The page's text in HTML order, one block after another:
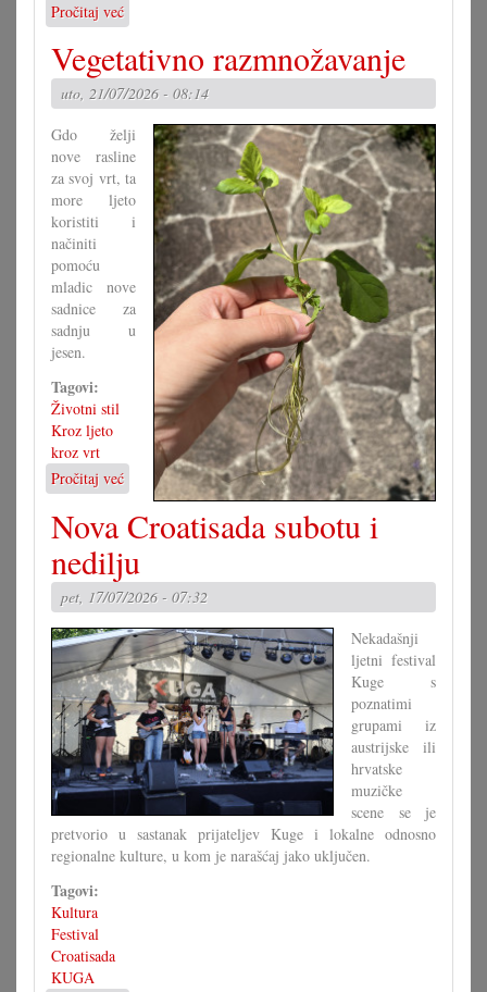
Pročitaj već
Kako
bi
morao
izgledati
Zakon
o
narodni
grupa?
(I)
Vegetativno razmnožavanje
uto, 21/07/2026 - 08:14
Gdo želji
nove rasline
za svoj vrt, ta
more ljeto
koristiti i
načiniti
pomoću
mladic nove
sadnice za
sadnju u
jesen.
Tagovi:
Životni stil
Kroz ljeto
kroz vrt
Pročitaj već
Vegetativno
razmnožavanje
Nova Croatisada subotu i
nedilju
pet, 17/07/2026 - 07:32
Nekadašnji
ljetni festival
Kuge s
poznatimi
grupami iz
austrijske ili
hrvatske
muzičke
scene se je
pretvorio u sastanak prijateljev Kuge i lokalne odnosno
regionalne kulture, u kom je narašćaj jako uključen.
Tagovi:
Kultura
Festival
Croatisada
KUGA